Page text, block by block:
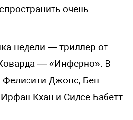
очень
недели — триллер от
— «Инферно». В
Фелисити Джонс, Бен
Кхан и Сидсе Бабетт